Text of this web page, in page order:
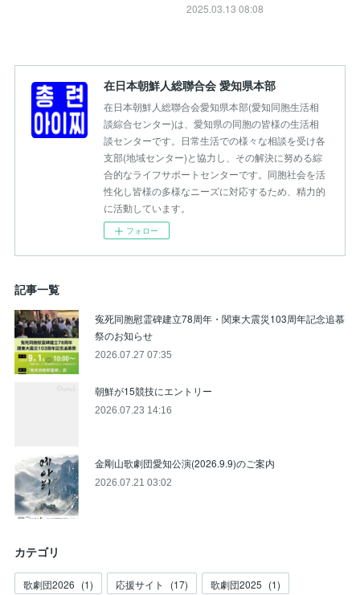
2025.03.13 08:08
在日本朝鮮人総聯合会 愛知県本部
在日本朝鮮人総聯合会愛知県本部(愛知同胞生活相
談綜合センター)は、愛知県の同胞の皆様の生活相
談センターです。日常生活での様々な相談を受け各
支部(地域センター)と協力し、その解決に努める綜
合的なライフサポートセンターです。同胞社会を活
性化し皆様の多様なニーズに対応するため、精力的
に活動しています。
フォロー
記事一覧
寃死同胞慰霊碑建立78周年・関東大震災103周年記念追慕
祭のお知らせ
2026.07.27 07:35
朝鮮が15競技にエントリー
2026.07.23 14:16
金剛山歌劇団愛知公演(2026.9.9)のご案内
2026.07.21 03:02
カテゴリ
歌劇団2026 (1) 応援サイト (17) 歌劇団2025 (1)